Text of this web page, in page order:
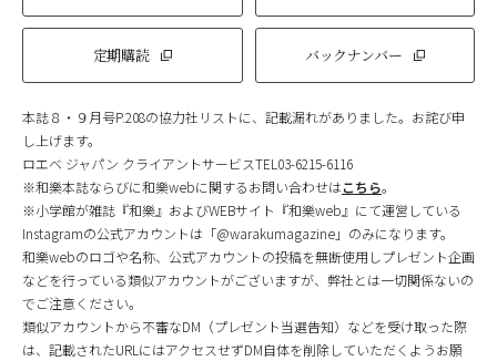
定期購読 バックナンバー
本誌８・９月号P.208の協力社リストに、記載漏れがありました。お詫び申
し上げます。
ロエベ ジャパン クライアントサービスTEL03-6215-6116
※和樂本誌ならびに和樂webに関するお問い合わせはこちら。
※小学館が雑誌『和樂』およびWEBサイト『和樂web』にて運営している
Instagramの公式アカウントは「@warakumagazine」のみになります。
和樂webのロゴや名称、公式アカウントの投稿を無断使用しプレゼント企画
などを行っている類似アカウントがございますが、弊社とは一切関係ないの
でご注意ください。
類似アカウントから不審なDM（プレゼント当選告知）などを受け取った際
は、記載されたURLにはアクセスせずDM自体を削除していただくようお願